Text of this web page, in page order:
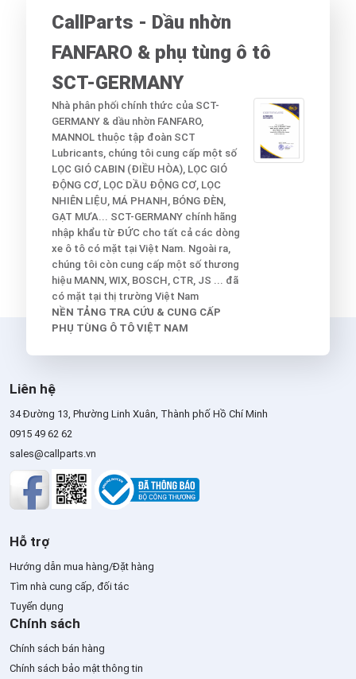
Còn lại:10
CallParts - Dầu nhờn
FANFARO & phụ tùng ô tô
SCT-GERMANY
Nhà phân phối chính thức của SCT-
GERMANY & dầu nhờn FANFARO,
MANNOL thuộc tập đoàn SCT
Lubricants, chúng tôi cung cấp một số
LỌC GIÓ CABIN (ĐIỀU HÒA), LỌC GIÓ
ĐỘNG CƠ, LỌC DẦU ĐỘNG CƠ, LỌC
NHIÊN LIỆU, MÁ PHANH, BÓNG ĐÈN,
GẠT MƯA... SCT-GERMANY chính hãng
nhập khẩu từ ĐỨC cho tất cả các dòng
xe ô tô có mặt tại Việt Nam. Ngoài ra,
chúng tôi còn cung cấp một số thương
hiệu MANN, WIX, BOSCH, CTR, JS ... đã
có mặt tại thị trường Việt Nam
NỀN TẢNG TRA CỨU & CUNG CẤP
PHỤ TÙNG Ô TÔ VIỆT NAM
Liên hệ
34 Đường 13, Phường Linh Xuân, Thành phố Hồ Chí Minh
0915 49 62 62
sales@callparts.vn
Hỗ trợ
Hướng dẫn mua hàng/Đặt hàng
Tìm nhà cung cấp, đối tác
Tuyển dụng
Chính sách
Chính sách bán hàng
Chính sách bảo mật thông tin